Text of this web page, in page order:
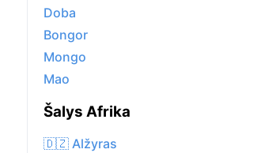
Doba
Bongor
Mongo
Mao
Šalys Afrika
🇩🇿 Alžyras